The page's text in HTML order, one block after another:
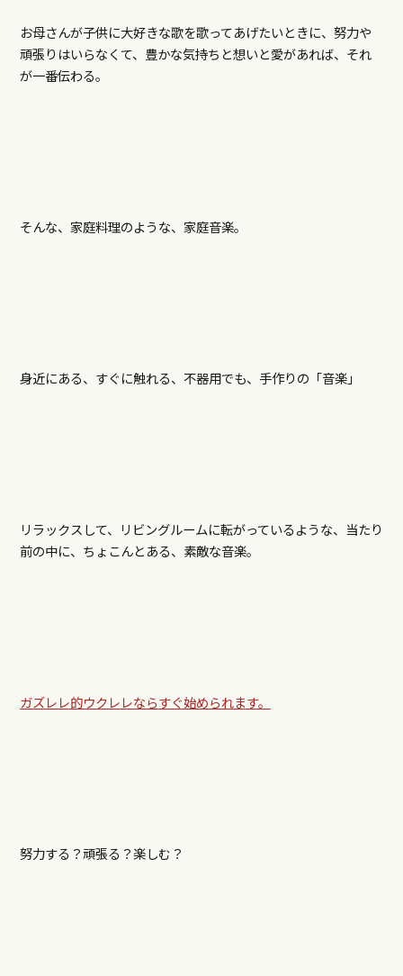
お母さんが子供に大好きな歌を歌ってあげたいときに、努力や
頑張りはいらなくて、豊かな気持ちと想いと愛があれば、それ
が一番伝わる。
そんな、家庭料理のような、家庭音楽。
身近にある、すぐに触れる、不器用でも、手作りの「音楽」
リラックスして、リビングルームに転がっているような、当たり
前の中に、ちょこんとある、素敵な音楽。
ガズレレ的ウクレレならすぐ始められます。
努力する？頑張る？楽しむ？